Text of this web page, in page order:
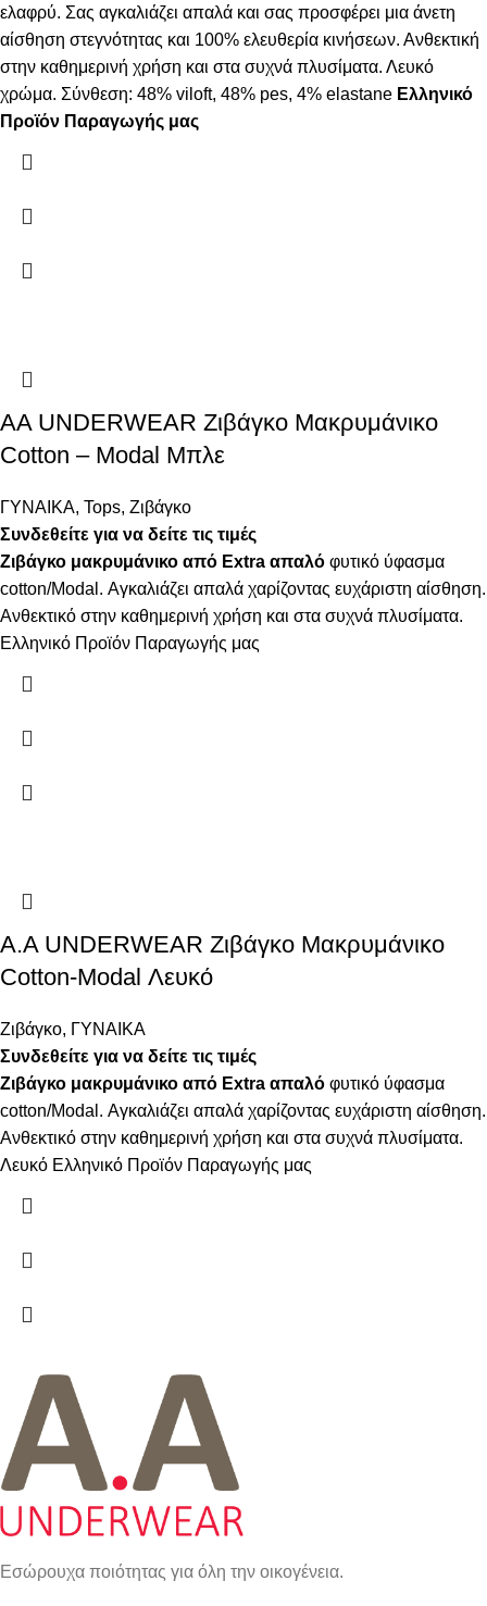
ελαφρύ. Σας αγκαλιάζει απαλά και σας προσφέρει μια άνετη
αίσθηση στεγνότητας και 100% ελευθερία κινήσεων. Ανθεκτική
στην καθημερινή χρήση και στα συχνά πλυσίματα. Λευκό
χρώμα. Σύνθεση: 48% viloft, 48% pes, 4% elastane Ελληνικό
Προϊόν Παραγωγής μας
AA UNDERWEAR Ζιβάγκο Μακρυμάνικο
Cotton – Modal Μπλε
ΓΥΝΑΙΚΑ, Tops, Ζιβάγκο
Συνδεθείτε για να δείτε τις τιμές
Ζιβάγκο μακρυμάνικο από Extra απαλό φυτικό ύφασμα
cotton/Modal. Αγκαλιάζει απαλά χαρίζοντας ευχάριστη αίσθηση.
Ανθεκτικό στην καθημερινή χρήση και στα συχνά πλυσίματα.
Ελληνικό Προϊόν Παραγωγής μας
Α.A UNDERWEAR Ζιβάγκο Μακρυμάνικο
Cotton-Modal Λευκό
Ζιβάγκο, ΓΥΝΑΙΚΑ
Συνδεθείτε για να δείτε τις τιμές
Ζιβάγκο μακρυμάνικο από Extra απαλό φυτικό ύφασμα
cotton/Modal. Αγκαλιάζει απαλά χαρίζοντας ευχάριστη αίσθηση.
Ανθεκτικό στην καθημερινή χρήση και στα συχνά πλυσίματα.
Λευκό Ελληνικό Προϊόν Παραγωγής μας
Εσώρουχα ποιότητας για όλη την οικογένεια.